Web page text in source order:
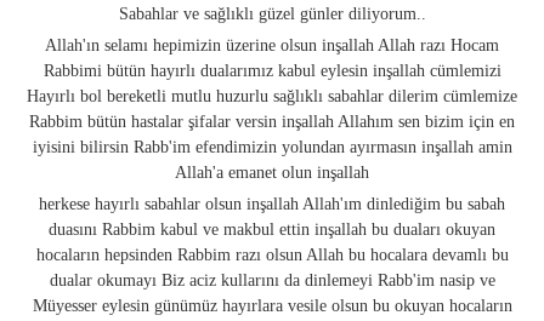
Sabahlar ve sağlıklı güzel günler diliyorum..
Allah'ın selamı hepimizin üzerine olsun inşallah Allah razı Hocam
Rabbimi bütün hayırlı dualarımız kabul eylesin inşallah cümlemizi
Hayırlı bol bereketli mutlu huzurlu sağlıklı sabahlar dilerim cümlemize
Rabbim bütün hastalar şifalar versin inşallah Allahım sen bizim için en
iyisini bilirsin Rabb'im efendimizin yolundan ayırmasın inşallah amin
Allah'a emanet olun inşallah
herkese hayırlı sabahlar olsun inşallah Allah'ım dinlediğim bu sabah
duasını Rabbim kabul ve makbul ettin inşallah bu duaları okuyan
hocaların hepsinden Rabbim razı olsun Allah bu hocalara devamlı bu
dualar okumayı Biz aciz kullarını da dinlemeyi Rabb'im nasip ve
Müyesser eylesin günümüz hayırlara vesile olsun bu okuyan hocaların